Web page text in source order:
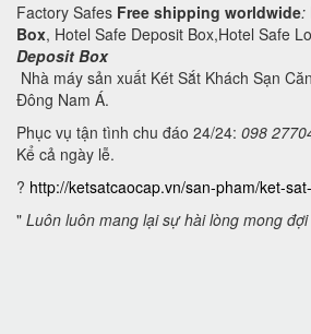
Factory Safes Free shipping worldwide:
Box, Hotel Safe Deposit Box,Hotel Safe
Deposit Box
Nhà máy sản xuất Két Sắt Khách Sạn
Đông Nam Á.
Phục vụ tận tình chu đáo 24/24: 098
Kể cả ngày lễ.
? http://ketsatcaocap.vn/san-pham/ket-
" Luôn luôn mang lại sự hài lòng mong